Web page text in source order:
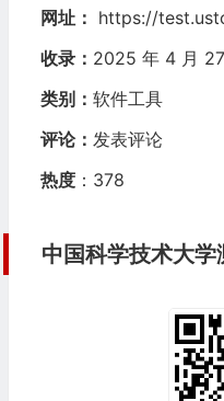
网址： https://
收录： 2025 年 4 月
类别： 软件工具
评论： 发表评论
热度：378
中国科学技术大学